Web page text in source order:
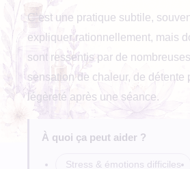
C’est une pratique subtile,
expliquer rationnellement, mais
sont ressentis par de
sensation de chaleur, de détente
légèreté après une séance.
À quoi ça peut aider ?
Stress & émotions difficiles